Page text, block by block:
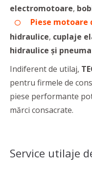
electromotoare,
Piese motoare
hidraulice, cuplaje
hidraulice și
Indiferent de utilaj,
pentru firmele de
piese performante
mărci consacrate.
Service utilaje